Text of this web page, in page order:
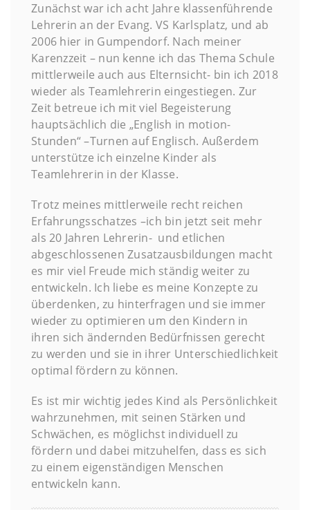
Zunächst war ich acht Jahre klassenführende
Lehrerin an der Evang. VS Karlsplatz, und ab
2006 hier in Gumpendorf. Nach meiner
Karenzzeit – nun kenne ich das Thema Schule
mittlerweile auch aus Elternsicht- bin ich 2018
wieder als Teamlehrerin eingestiegen. Zur
Zeit betreue ich mit viel Begeisterung
hauptsächlich die „English in motion-
Stunden“ –Turnen auf Englisch. Außerdem
unterstütze ich einzelne Kinder als
Teamlehrerin in der Klasse.
Trotz meines mittlerweile recht reichen
Erfahrungsschatzes –ich bin jetzt seit mehr
als 20 Jahren Lehrerin- und etlichen
abgeschlossenen Zusatzausbildungen macht
es mir viel Freude mich ständig weiter zu
entwickeln. Ich liebe es meine Konzepte zu
überdenken, zu hinterfragen und sie immer
wieder zu optimieren um den Kindern in
ihren sich ändernden Bedürfnissen gerecht
zu werden und sie in ihrer Unterschiedlichkeit
optimal fördern zu können.
Es ist mir wichtig jedes Kind als Persönlichkeit
wahrzunehmen, mit seinen Stärken und
Schwächen, es möglichst individuell zu
fördern und dabei mitzuhelfen, dass es sich
zu einem eigenständigen Menschen
entwickeln kann.